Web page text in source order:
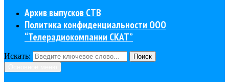
Архив выпусков СТВ
Политика конфиденциальности ООО
“Телерадиокомпании СКАТ”
Искать:
Поиск